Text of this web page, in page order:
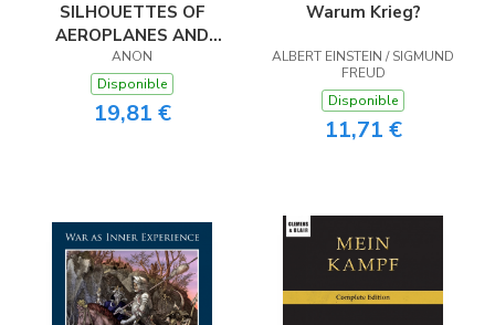
SILHOUETTES OF
AEROPLANES AND
AIRSHIPS 1916
ANON
Disponible
19,81 €
Warum Krieg?
ALBERT EINSTEIN / SIGMUND
FREUD
Disponible
11,71 €